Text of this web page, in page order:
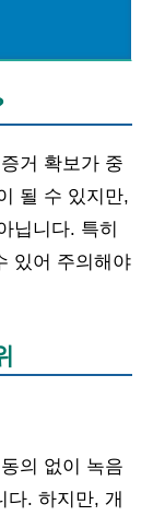
거 확보가 중
될 수 있지만,
닙니다. 특히
있어 주의해야
의 없이 녹음
다. 하지만, 개